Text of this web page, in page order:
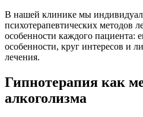
В нашей клинике мы
психотерапевтических методов
особенности каждого пациента:
особенности, круг интересов и
лечения.
Гипнотерапия как
алкоголизма